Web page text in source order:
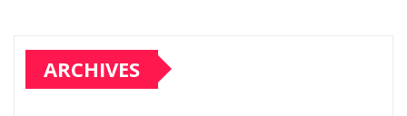
ARCHIVES